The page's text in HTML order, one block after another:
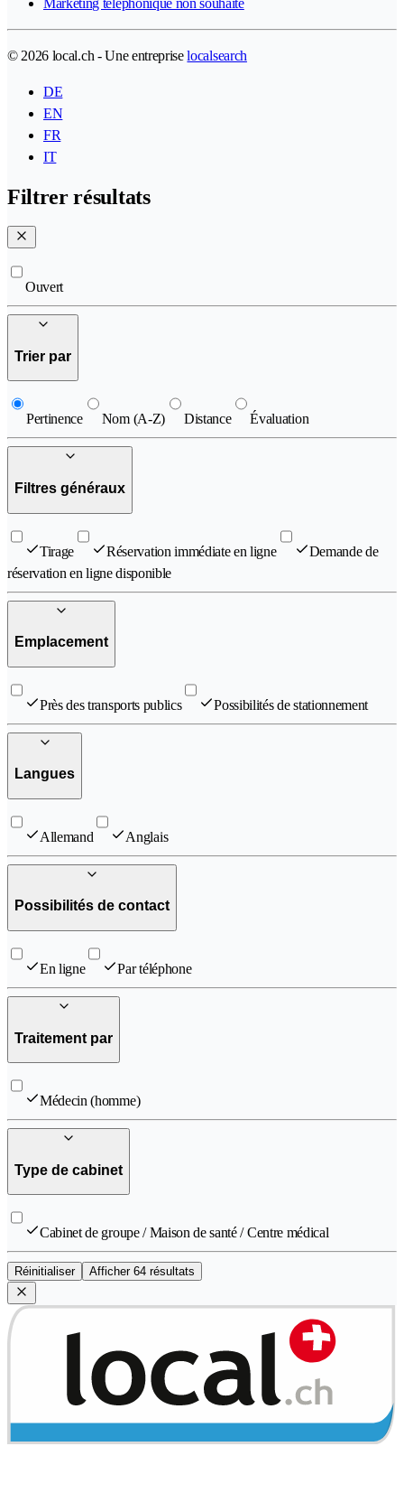
Marketing téléphonique non souhaité
© 2026 local.ch - Une entrepriselocalsearch
DE
EN
FR
IT
Filtrer résultats
Ouvert
Trier par
Pertinence Nom (A-Z) Distance Évaluation
Filtres généraux
Tirage Réservation immédiate en ligne
Demande de
réservation en ligne disponible
Emplacement
Près des transports publics Possibilités de stationnement
Langues
Allemand Anglais
Possibilités de contact
En ligne Par téléphone
Traitement par
Médecin (homme)
Type de cabinet
Cabinet de groupe / Maison de santé / Centre médical
Réinitialiser Afficher 64 résultats